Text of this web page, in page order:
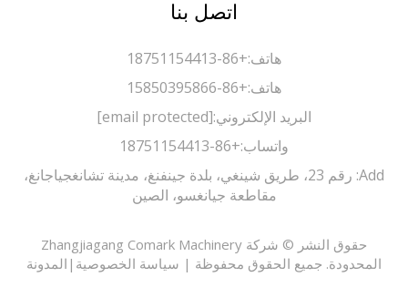
اتصل بنا
+86-18751154413
+86-15850395866
البريد الإلكتروني:[email protected]
واتساب:+86-18751154413
Add: رقم 23، طريق شينغي، بلدة جينفنغ، مدينة تشانغجياجانغ،
مقاطعة جيانغسو، الصين
حقوق النشر © شركة Zhangjiagang Comark Machinery
جميع الحقوق محفوظة |سياسة الخصوصية|المدونة